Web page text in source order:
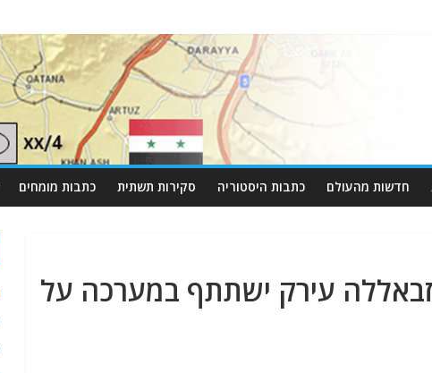
חדשות מהעולם כתבות היסטוריה סקירות תשתית כתבות מומחים
עירק ישתתף במערכה על